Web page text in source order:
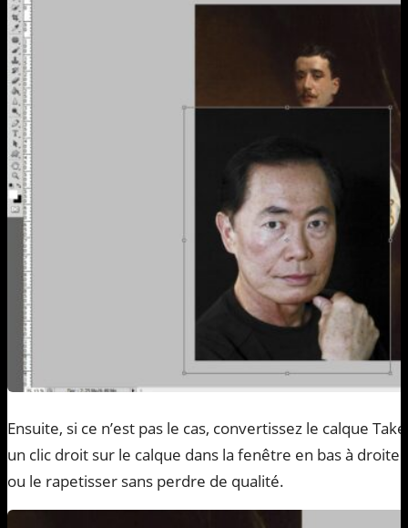
Ensuite, si ce n’est pas le cas, convertissez le calque
un clic droit sur le calque dans la fenêtre en bas à
ou le rapetisser sans perdre de qualité.